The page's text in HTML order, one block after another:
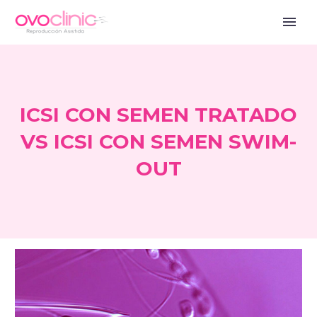
ICSI CON SEMEN TRATADO
VS ICSI CON SEMEN SWIM-
OUT